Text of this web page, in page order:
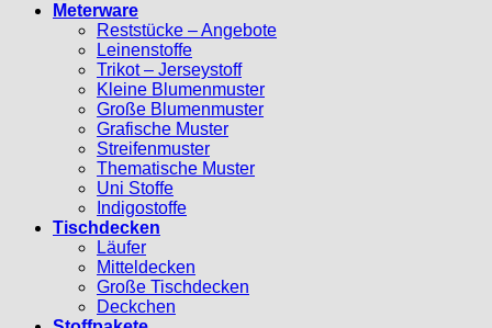
Meterware
Reststücke – Angebote
Leinenstoffe
Trikot – Jerseystoff
Kleine Blumenmuster
Große Blumenmuster
Grafische Muster
Streifenmuster
Thematische Muster
Uni Stoffe
Indigostoffe
Tischdecken
Läufer
Mitteldecken
Große Tischdecken
Deckchen